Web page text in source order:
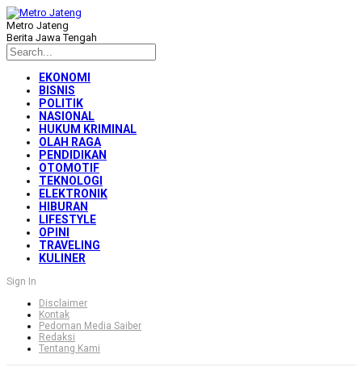
Metro Jateng
Berita Jawa Tengah
EKONOMI
BISNIS
POLITIK
NASIONAL
HUKUM KRIMINAL
OLAH RAGA
PENDIDIKAN
OTOMOTIF
TEKNOLOGI
ELEKTRONIK
HIBURAN
LIFESTYLE
OPINI
TRAVELING
KULINER
Sign In
Disclaimer
Kontak
Pedoman Media Saiber
Redaksi
Tentang Kami